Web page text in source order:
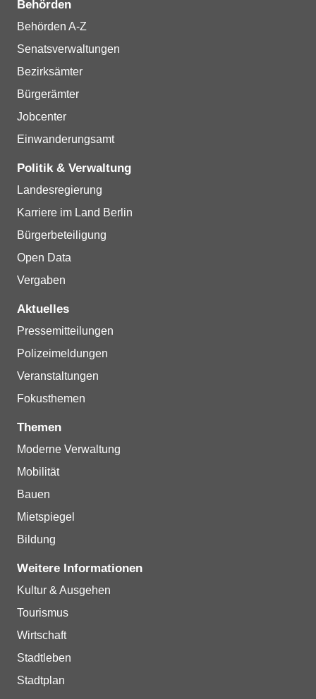
Behörden
Behörden A-Z
Senatsverwaltungen
Bezirksämter
Bürgerämter
Jobcenter
Einwanderungsamt
Politik & Verwaltung
Landesregierung
Karriere im Land Berlin
Bürgerbeteiligung
Open Data
Vergaben
Aktuelles
Pressemitteilungen
Polizeimeldungen
Veranstaltungen
Fokusthemen
Themen
Moderne Verwaltung
Mobilität
Bauen
Mietspiegel
Bildung
Weitere Informationen
Kultur & Ausgehen
Tourismus
Wirtschaft
Stadtleben
Stadtplan